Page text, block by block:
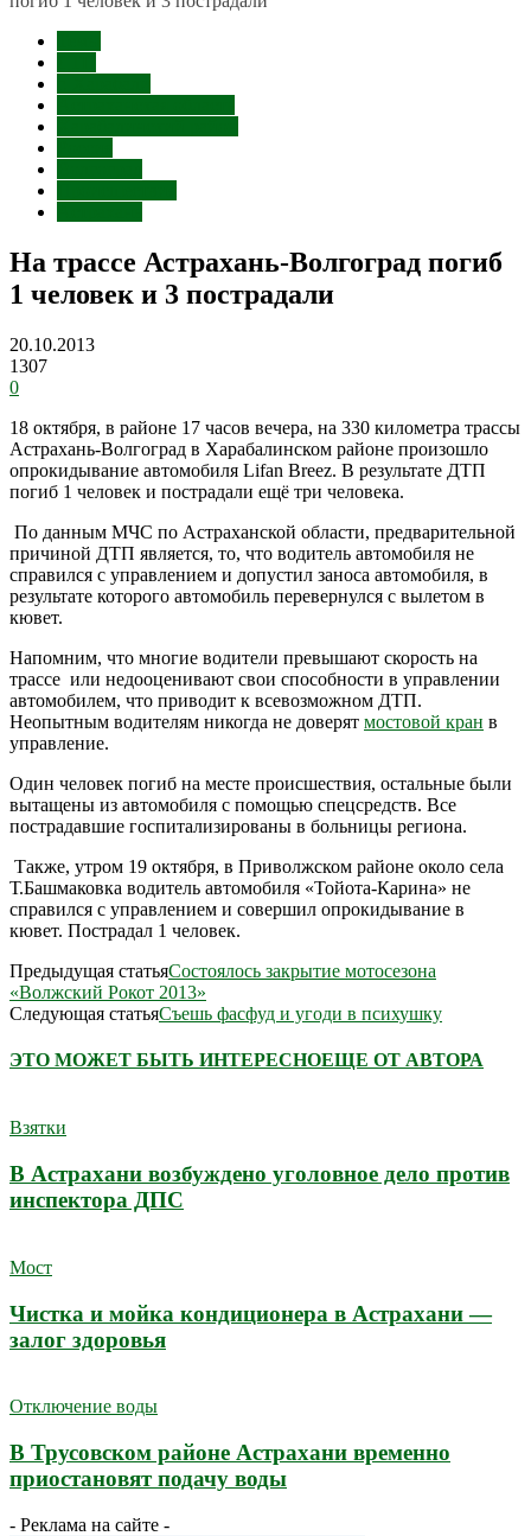
На трассе Астрахань-Волгоград погиб
1 человек и 3 пострадали
20.10.2013
1307
0
18 октября, в районе 17 часов вечера, на 330 километра трассы
Астрахань-Волгоград в Харабалинском районе произошло
опрокидывание автомобиля Lifan Breez. В результате ДТП
погиб 1 человек и пострадали ещё три человека.
По данным МЧС по Астраханской области, предварительной
причиной ДТП является, то, что водитель автомобиля не
справился с управлением и допустил заноса автомобиля, в
результате которого автомобиль перевернулся с вылетом в
кювет.
Напомним, что многие водители превышают скорость на
трассе или недооценивают свои способности в управлении
автомобилем, что приводит к всевозможном ДТП.
Неопытным водителям никогда не доверят мостовой кран в
управление.
Один человек погиб на месте происшествия, остальные были
вытащены из автомобиля с помощью спецсредств. Все
пострадавшие госпитализированы в больницы региона.
Также, утром 19 октября, в Приволжском районе около села
Т.Башмаковка водитель автомобиля «Тойота-Карина» не
справился с управлением и совершил опрокидывание в
кювет. Пострадал 1 человек.
Предыдущая статьяСостоялось закрытие мотосезона
«Волжский Рокот 2013»
Следующая статьяСъешь фасфуд и угоди в психушку
ЭТО МОЖЕТ БЫТЬ ИНТЕРЕСНОЕЩЕ ОТ АВТОРА
Взятки
В Астрахани возбуждено уголовное дело против
инспектора ДПС
Мост
Чистка и мойка кондиционера в Астрахани —
залог здоровья
Отключение воды
В Трусовском районе Астрахани временно
приостановят подачу воды
- Реклама на сайте -